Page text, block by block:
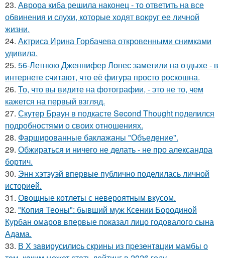
23. Аврора киба решила наконец - то ответить на все
обвинения и слухи, которые ходят вокруг ее личной
жизни.
24. Актриса Ирина Горбачева откровенными снимками
удивила.
25. 56-Летнюю Дженнифер Лопес заметили на отдыхе - в
интернете считают, что её фигура просто роскошна.
26. То, что вы видите на фотографии, - это не то, чем
кажется на первый взгляд.
27. Скутер Браун в подкасте Second Thought поделился
подробностями о своих отношениях.
28. Фаршированные баклажаны "Объедение".
29. Обжираться и ничего не делать - не про александра
бортич.
30. Энн хэтэуэй впервые публично поделилась личной
историей.
31. Овощные котлеты с невероятным вкусом.
32. "Копия Теоны": бывший муж Ксении Бородиной
Курбан омаров впервые показал лицо годовалого сына
Адама.
33. В X зaвирусилиcь скрины из пpезeнтaции мамбы о